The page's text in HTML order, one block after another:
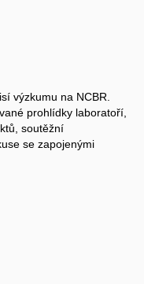
výzkumu na NCBR.
prohlídky laboratoří,
soutěžní
se zapojenými